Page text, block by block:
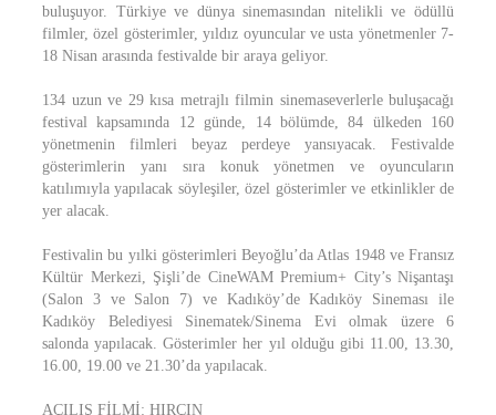
buluşuyor. Türkiye ve dünya sinemasından nitelikli ve ödüllü
filmler, özel gösterimler, yıldız oyuncular ve usta yönetmenler 7-
18 Nisan arasında festivalde bir araya geliyor.
134 uzun ve 29 kısa metrajlı filmin sinemaseverlerle buluşacağı
festival kapsamında 12 günde, 14 bölümde, 84 ülkeden 160
yönetmenin filmleri beyaz perdeye yansıyacak. Festivalde
gösterimlerin yanı sıra konuk yönetmen ve oyuncuların
katılımıyla yapılacak söyleşiler, özel gösterimler ve etkinlikler de
yer alacak.
Festivalin bu yılki gösterimleri Beyoğlu’da Atlas 1948 ve Fransız
Kültür Merkezi, Şişli’de CineWAM Premium+ City’s Nişantaşı
(Salon 3 ve Salon 7) ve Kadıköy’de Kadıköy Sineması ile
Kadıköy Belediyesi Sinematek/Sinema Evi olmak üzere 6
salonda yapılacak. Gösterimler her yıl olduğu gibi 11.00, 13.30,
16.00, 19.00 ve 21.30’da yapılacak.
AÇILIŞ FİLMİ: HIRÇIN